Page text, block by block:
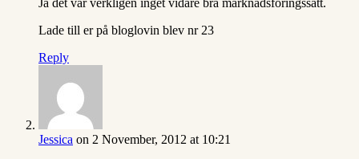
Ja det var verkligen inget vidare bra marknadsföringssätt.
Lade till er på bloglovin blev nr 23
Reply
Jessica on 2 November, 2012 at 10:21